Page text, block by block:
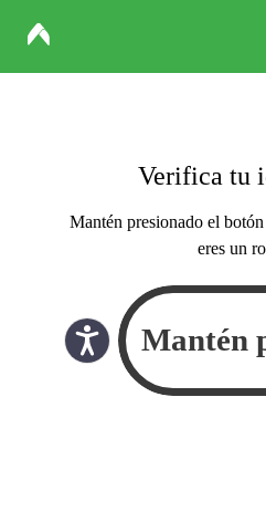
Verifica tu
Mantén presionado el
eres un